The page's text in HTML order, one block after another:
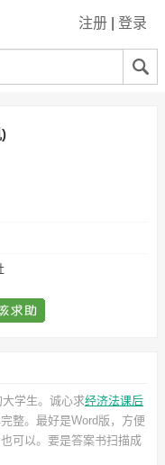
注册 登录
学生。诚心求经济法课后
整。最好是Word版，方便
可以。要是答案书扫描成